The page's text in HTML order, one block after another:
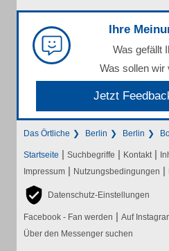
Ihre
Was gefällt
Was sollen wir
Jetzt
Das Örtliche Berlin Berlin
Startseite | Suchbegriffe | Kontakt |
Impressum | Nutzungsbedingungen |
Datenschutz-Einstellungen
Facebook - Fan werden | Auf
Über den Messenger suchen